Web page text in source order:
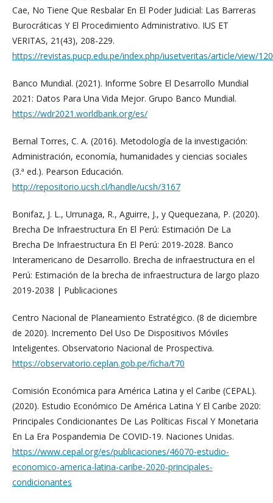
Cae, No Tiene Que Resbalar En El Poder Judicial: Las Barreras
Burocráticas Y El Procedimiento Administrativo. IUS ET
VERITAS, 21(43), 208-229.
https://revistas.pucp.edu.pe/index.php/iusetveritas/article/view/
Banco Mundial. (2021). Informe Sobre El Desarrollo Mundial
2021: Datos Para Una Vida Mejor. Grupo Banco Mundial.
https://wdr2021.worldbank.org/es/
Bernal Torres, C. A. (2016). Metodología de la investigación:
Administración, economía, humanidades y ciencias sociales
(3.ª ed.). Pearson Educación.
http://repositorio.ucsh.cl/handle/ucsh/3167
Bonifaz, J. L., Urrunaga, R., Aguirre, J., y Quequezana, P. (2020).
Brecha De Infraestructura En El Perú: Estimación De La
Brecha De Infraestructura En El Perú: 2019-2028. Banco
Interamericano de Desarrollo. Brecha de infraestructura en el
Perú: Estimación de la brecha de infraestructura de largo plazo
2019-2038 | Publicaciones
Centro Nacional de Planeamiento Estratégico. (8 de diciembre
de 2020). Incremento Del Uso De Dispositivos Móviles
Inteligentes. Observatorio Nacional de Prospectiva.
https://observatorio.ceplan.gob.pe/ficha/t70
Comisión Económica para América Latina y el Caribe (CEPAL).
(2020). Estudio Económico De América Latina Y El Caribe 2020:
Principales Condicionantes De Las Políticas Fiscal Y Monetaria
En La Era Pospandemia De COVID-19. Naciones Unidas.
https://www.cepal.org/es/publicaciones/46070-estudio-
economico-america-latina-caribe-2020-principales-
condicionantes